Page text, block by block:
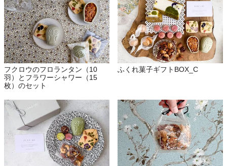
フクロウのフロランタン（10
羽）とフラワーシャワー（15
枚）のセット
ふくれ菓子ギフトBOX_C